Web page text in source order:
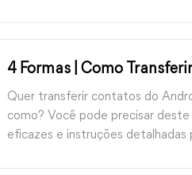
4 Formas | Como
para o PC
Quer transferir contatos do
como? Você pode precisar
eficazes e instruções detalhadas